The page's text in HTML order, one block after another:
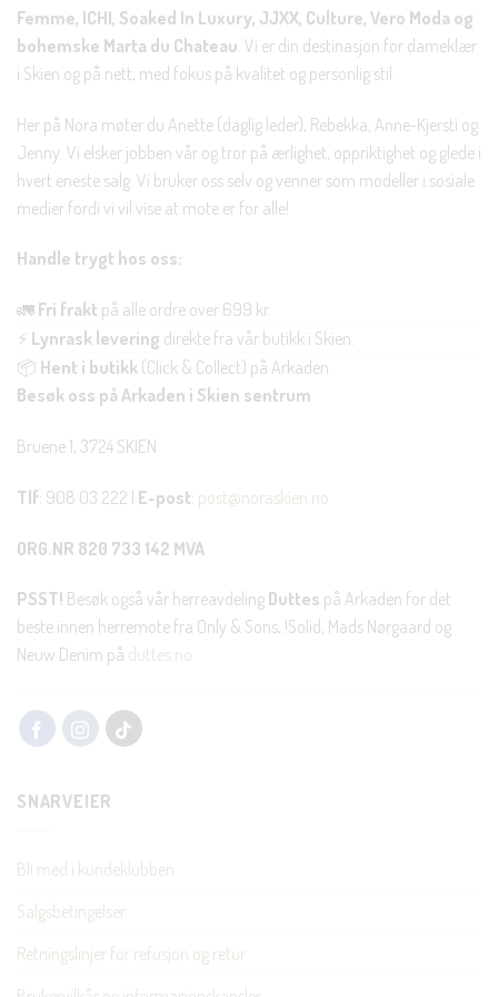
Femme, ICHI, Soaked In Luxury, JJXX, Culture, Vero Moda og
bohemske Marta du Chateau . Vi er din destinasjon for dameklær
i Skien og på nett, med fokus på kvalitet og personlig stil.
Her på Nora møter du Anette (daglig leder), Rebekka, Anne-Kjersti og
Jenny. Vi elsker jobben vår og tror på ærlighet, oppriktighet og glede i
hvert eneste salg. Vi bruker oss selv og venner som modeller i sosiale
medier fordi vi vil vise at mote er for alle!
Handle trygt hos oss:
🚛 Fri frakt på alle ordre over 699 kr.
⚡ Lynrask levering direkte fra vår butikk i Skien.
📦 Hent i butikk (Click & Collect) på Arkaden.
Besøk oss på Arkaden i Skien sentrum
Bruene 1, 3724 SKIEN
Tlf: 908 03 222 | E-post: post@noraskien.no
ORG.NR 820 733 142 MVA
PSST! Besøk også vår herreavdeling Duttes på Arkaden for det
beste innen herremote fra Only & Sons, !Solid, Mads Nørgaard og
Neuw Denim på duttes.no
SNARVEIER
Bli med i kundeklubben
Salgsbetingelser
Retningslinjer for refusjon og retur